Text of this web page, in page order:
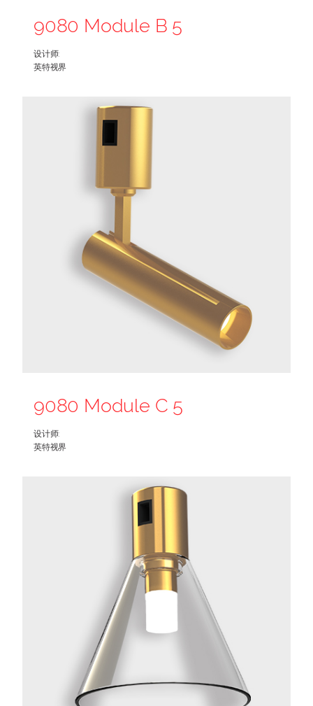
9080 Module B 5
设计师:
英特视界
9080 Module C 5
设计师:
英特视界